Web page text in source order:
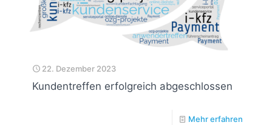
22. Dezember 2023
Kundentreffen erfolgreich abgeschlossen
Mehr erfahren